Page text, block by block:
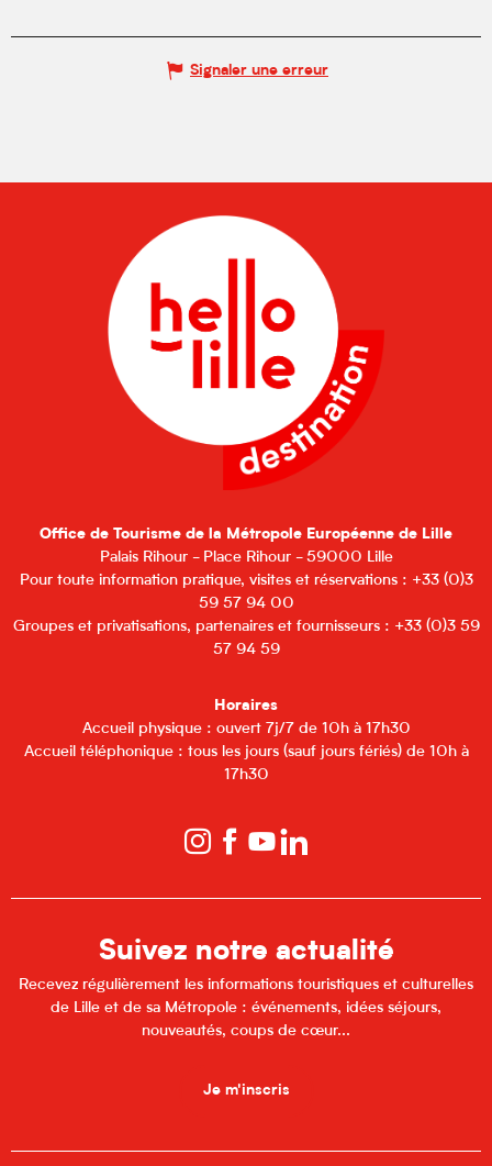
Signaler une erreur
Office de Tourisme de la Métropole Européenne de Lille
Palais Rihour - Place Rihour - 59000 Lille
Pour toute information pratique, visites et réservations : +33 (0)3
59 57 94 00
Groupes et privatisations, partenaires et fournisseurs : +33 (0)3 59
57 94 59
Horaires
Accueil physique : ouvert 7j/7 de 10h à 17h30
Accueil téléphonique : tous les jours (sauf jours fériés) de 10h à
17h30
Suivez notre actualité
Recevez régulièrement les informations touristiques et culturelles
de Lille et de sa Métropole : événements, idées séjours,
nouveautés, coups de cœur...
Je m'inscris